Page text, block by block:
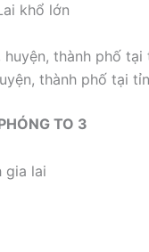
khổ lớn
thành phố tại
TO 3